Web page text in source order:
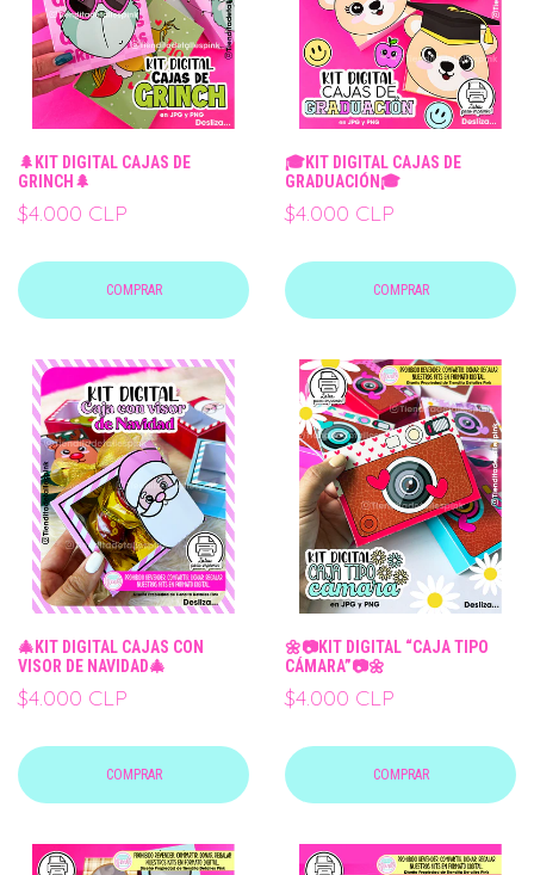
🌲KIT DIGITAL CAJAS DE
GRINCH🌲
$4.000 CLP
COMPRAR
🎓KIT DIGITAL CAJAS DE
GRADUACIÓN🎓
$4.000 CLP
COMPRAR
🎄KIT DIGITAL CAJAS CON
VISOR DE NAVIDAD🎄
$4.000 CLP
COMPRAR
🌼📷KIT DIGITAL “CAJA TIPO
CÁMARA”📷🌼
$4.000 CLP
COMPRAR